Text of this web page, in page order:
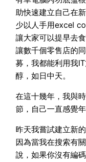
助快速建立自己在
少以人手用excel
讓大家可以提早去
讓數千個零售店的
募，我都能利用我
醇，如日中天。
在這十幾年，我與
節，自己一直感覺
昨天我嘗試建立新
因為當我在搜索有
說，如果你沒有編